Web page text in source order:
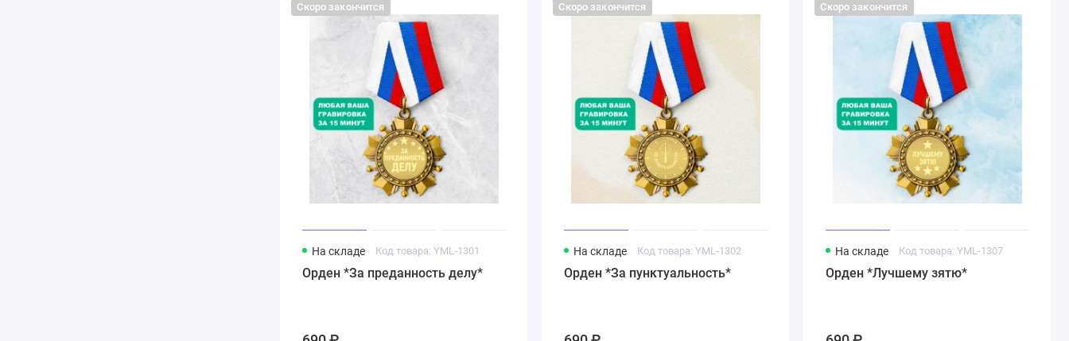
Скоро закончится
На складе Код товара: YML-1301
Орден *За преданность делу*
Скоро закончится
На складе Код товара: YML-1302
Орден *За пунктуальность*
Скоро закончится
На складе Код товара: YML-1307
Орден *Лучшему зятю*